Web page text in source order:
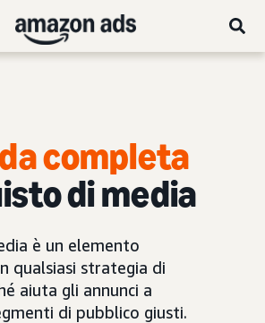
completa
di media
è un elemento
qualsiasi strategia di
aiuta gli annunci a
di pubblico giusti.